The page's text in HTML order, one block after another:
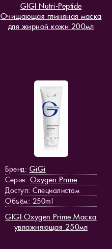
GIGI Nutri-Peptide
Очищающая глиняная маска
для жирной кожи 200мл
Бренд: GiGi
Серия: Oxygen Prime
Доступ: Специалистам
Объём: 250ml
GIGI Oxygen Prime Маска
увлажняющая 250мл